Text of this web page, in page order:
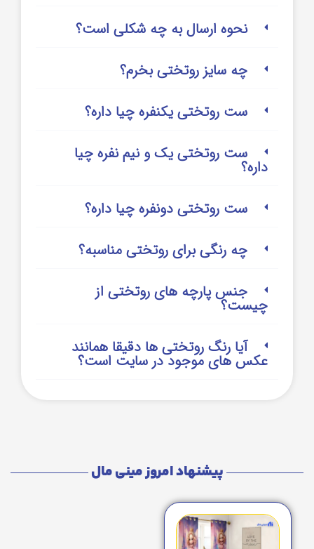
نحوه ارسال به چه شکلی است؟
چه سایز روتختی بخرم؟
ست روتختی یکنفره چیا داره؟
ست روتختی یک و نیم نفره چیا
داره؟
ست روتختی دونفره چیا داره؟
چه رنگی برای روتختی مناسبه؟
جنس پارچه های روتختی از
چیست؟
آیا رنگ روتختی ها دقیقا همانند
عکس های موجود در سایت است؟
پیشنهاد امروز مینی مال